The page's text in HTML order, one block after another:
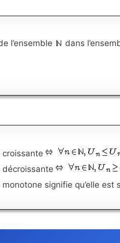
l’ensemble dans
croissante
décroissante
monotone signifie qu’elle